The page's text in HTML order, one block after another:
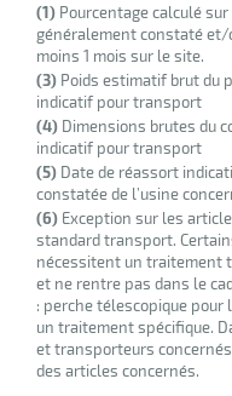
(1) Pourcentage calculé
généralement constaté et/
moins 1 mois sur le site.
(3) Poids estimatif brut du
indicatif pour transport
(4) Dimensions brutes du
indicatif pour transport
(5) Date de réassort
constatée de l’usine
(6) Exception sur les
standard transport.
nécessitent un traitement
et ne rentre pas dans le
: perche télescopique
un traitement spécifique.
et transporteurs
des articles concernés.